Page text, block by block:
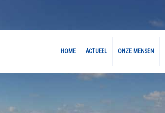
HOME ACTUEEL ONZE MENSEN